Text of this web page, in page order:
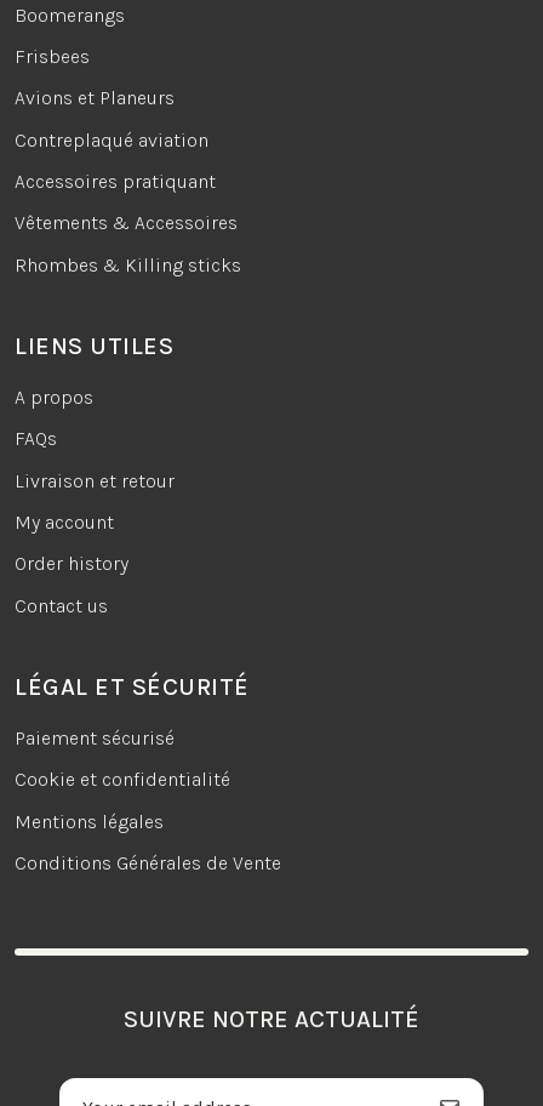
Boomerangs
Frisbees
Avions et Planeurs
Contreplaqué aviation
Accessoires pratiquant
Vêtements & Accessoires
Rhombes & Killing sticks
LIENS UTILES
A propos
FAQs
Livraison et retour
My account
Order history
Contact us
LÉGAL ET SÉCURITÉ
Paiement sécurisé
Cookie et confidentialité
Mentions légales
Conditions Générales de Vente
SUIVRE NOTRE ACTUALITÉ